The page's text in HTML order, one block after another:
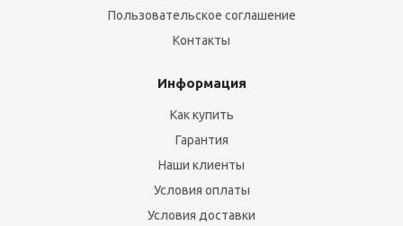
Пользовательское соглашение
Контакты
Информация
Как купить
Гарантия
Наши клиенты
Условия оплаты
Условия доставки